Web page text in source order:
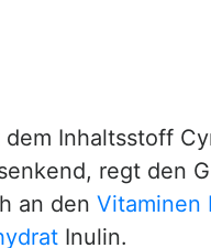
Inhaltsstoff
regt den
an den Vitaminen
Inulin.